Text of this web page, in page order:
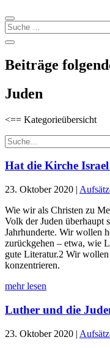
Beiträge
Juden
<== Kategorieübersicht
Suchen
nach:
Hat die Kirche
23. Oktober 2020 |
Wie wir als Christen zu
Volk der Juden überhaupt
Jahrhunderte. Wir wollen
zurückgehen – etwa, wie
gute Literatur.2 Wir
konzentrieren.
mehr lesen
Luther und die
23. Oktober 2020 |